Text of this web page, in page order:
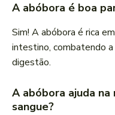
A abóbora é boa
Sim! A abóbora é rica
intestino, combatendo
digestão.
A abóbora ajuda na
sangue?